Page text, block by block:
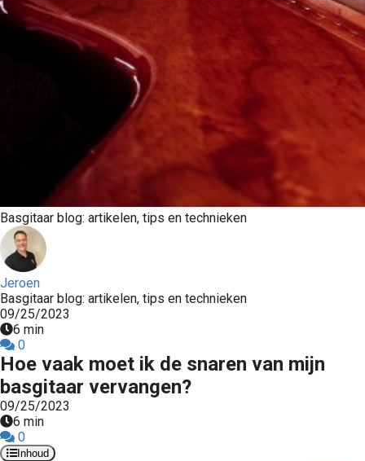
Basgitaar blog: artikelen, tips en technieken
Jeroen
Basgitaar blog: artikelen, tips en technieken
09/25/2023
6 min
0
Hoe vaak moet ik de snaren van mijn
basgitaar vervangen?
09/25/2023
6 min
0
Inhoud